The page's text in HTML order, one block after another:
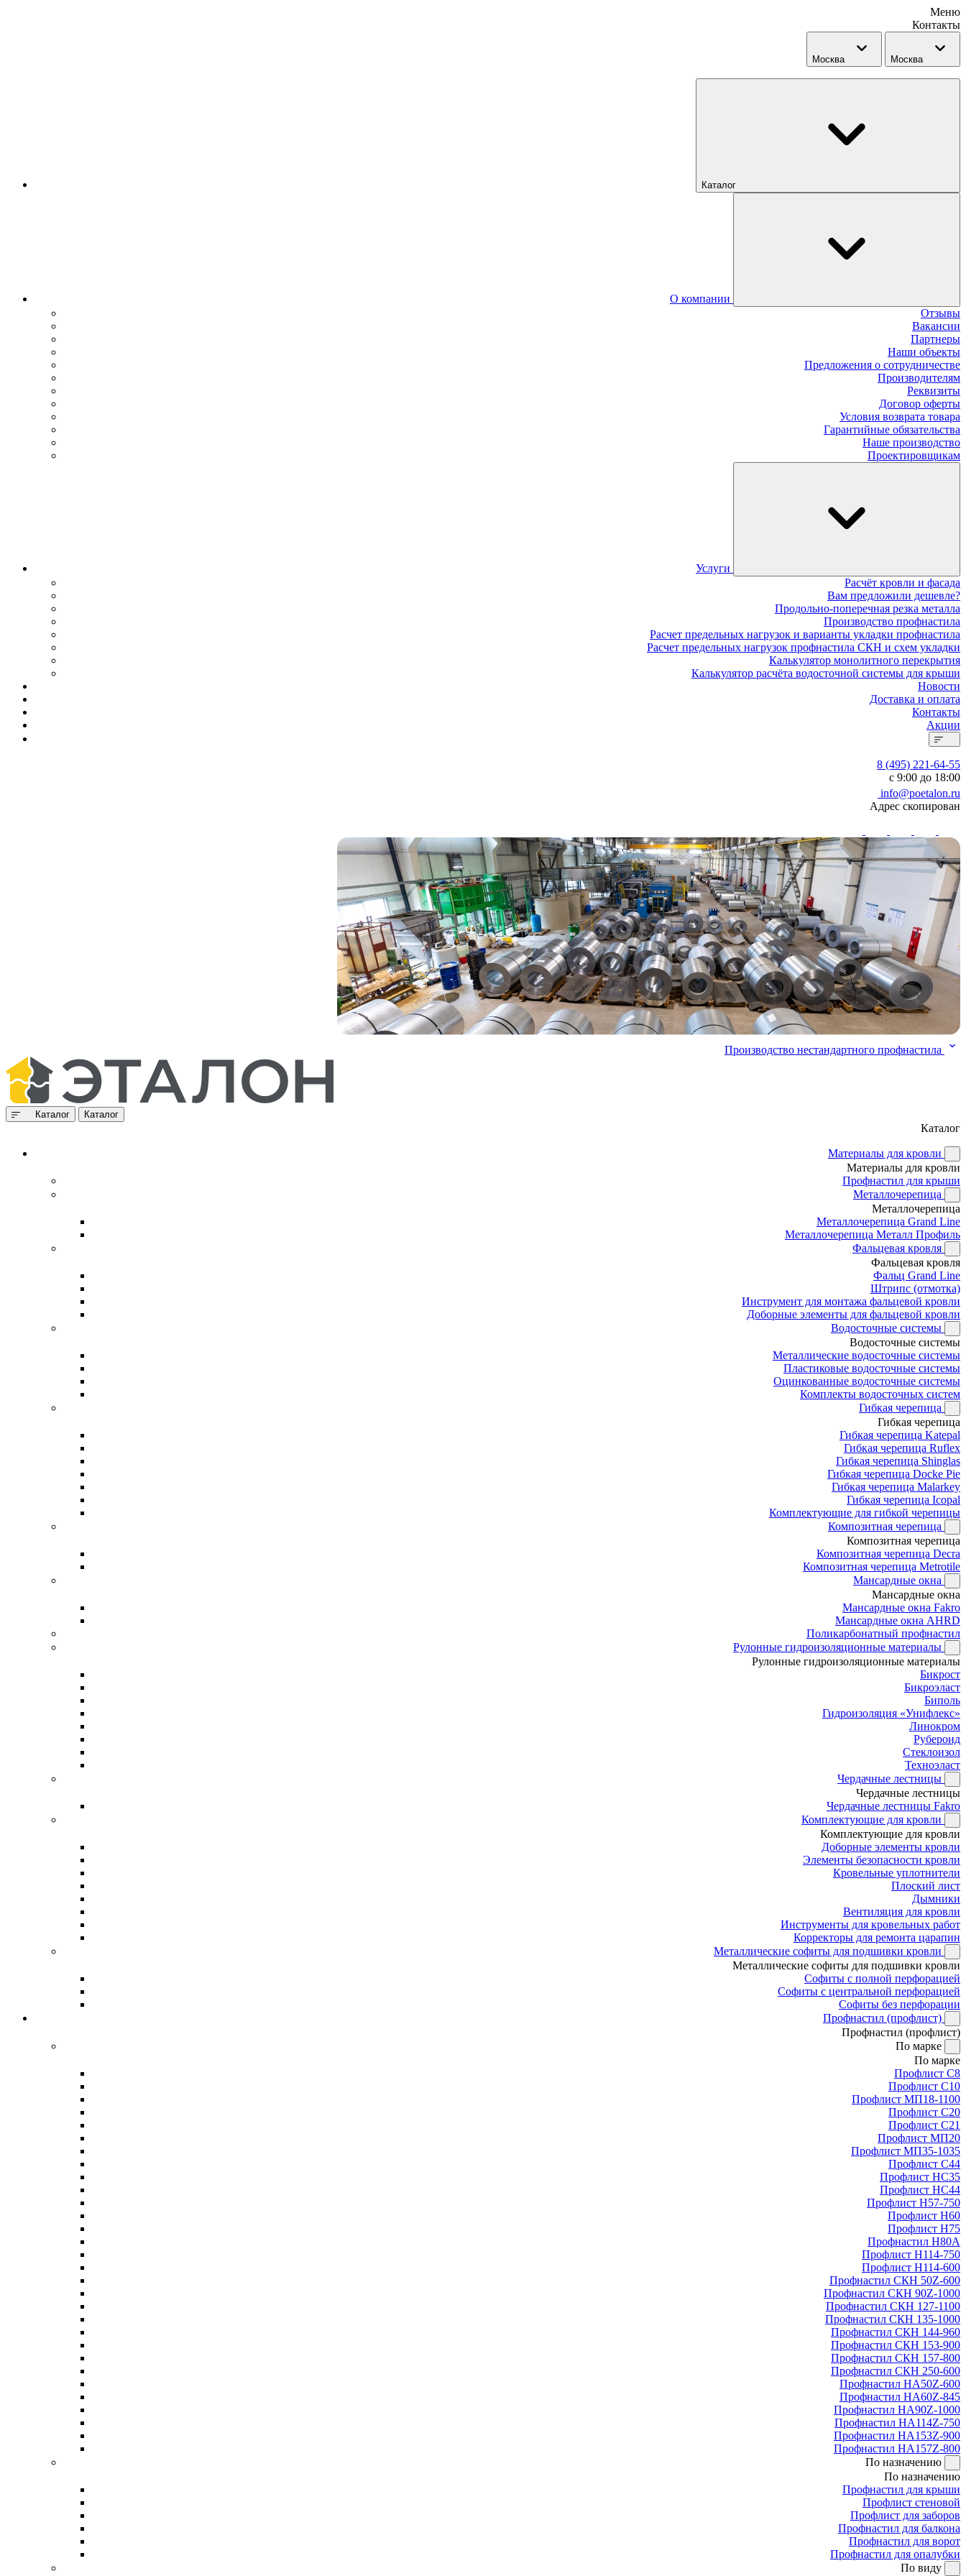
Меню
Контакты
Москва Москва
Каталог
О компании
Отзывы
Вакансии
Партнеры
Наши объекты
Предложения о сотрудничестве
Производителям
Реквизиты
Договор оферты
Условия возврата товара
Гарантийные обязательства
Наше производство
Проектировщикам
Услуги
Расчёт кровли и фасада
Вам предложили дешевле?
Продольно-поперечная резка металла
Производство профнастила
Расчет предельных нагрузок и варианты укладки профнастила
Расчет предельных нагрузок профнастила СКН и схем укладки
Калькулятор монолитного перекрытия
Калькулятор расчёта водосточной системы для крыши
Новости
Доставка и оплата
Контакты
Акции
8 (495) 221-64-55
с 9:00 до 18:00
info@poetalon.ru
Адрес скопирован
Производство нестандартного профнастила
Каталог Каталог
Каталог
Материалы для кровли
Материалы для кровли
Профнастил для крыши
Металлочерепица
Металлочерепица
Металлочерепица Grand Line
Металлочерепица Металл Профиль
Фальцевая кровля
Фальцевая кровля
Фальц Grand Line
Штрипс (отмотка)
Инструмент для монтажа фальцевой кровли
Доборные элементы для фальцевой кровли
Водосточные системы
Водосточные системы
Металлические водосточные системы
Пластиковые водосточные системы
Оцинкованные водосточные системы
Комплекты водосточных систем
Гибкая черепица
Гибкая черепица
Гибкая черепица Katepal
Гибкая черепица Ruflex
Гибкая черепица Shinglas
Гибкая черепица Docke Pie
Гибкая черепица Malarkey
Гибкая черепица Icopal
Комплектующие для гибкой черепицы
Композитная черепица
Композитная черепица
Композитная черепица Decra
Композитная черепица Metrotile
Мансардные окна
Мансардные окна
Мансардные окна Fakro
Мансардные окна AHRD
Поликарбонатный профнастил
Рулонные гидроизоляционные материалы
Рулонные гидроизоляционные материалы
Бикрост
Бикроэласт
Биполь
Гидроизоляция «Унифлекс»
Линокром
Рубероид
Стеклоизол
Техноэласт
Чердачные лестницы
Чердачные лестницы
Чердачные лестницы Fakro
Комплектующие для кровли
Комплектующие для кровли
Доборные элементы кровли
Элементы безопасности кровли
Кровельные уплотнители
Плоский лист
Дымники
Вентиляция для кровли
Инструменты для кровельных работ
Корректоры для ремонта царапин
Металлические софиты для подшивки кровли
Металлические софиты для подшивки кровли
Софиты с полной перфорацией
Софиты с центральной перфорацией
Софиты без перфорации
Профнастил (профлист)
Профнастил (профлист)
По марке
По марке
Профлист С8
Профлист С10
Профлист МП18-1100
Профлист С20
Профлист С21
Профлист МП20
Профлист МП35-1035
Профлист С44
Профлист НС35
Профлист НС44
Профлист Н57-750
Профлист Н60
Профлист Н75
Профнастил Н80А
Профлист Н114-750
Профлист Н114-600
Профнастил СКН 50Z-600
Профнастил СКН 90Z-1000
Профнастил СКН 127-1100
Профнастил СКН 135-1000
Профнастил СКН 144-960
Профнастил СКН 153-900
Профнастил СКН 157-800
Профнастил СКН 250-600
Профнастил НА50Z-600
Профнастил НА60Z-845
Профнастил НА90Z-1000
Профнастил НА114Z-750
Профнастил НА153Z-900
Профнастил НА157Z-800
По назначению
По назначению
Профнастил для крыши
Профлист стеновой
Профлист для заборов
Профнастил для балкона
Профнастил для ворот
Профнастил для опалубки
По виду